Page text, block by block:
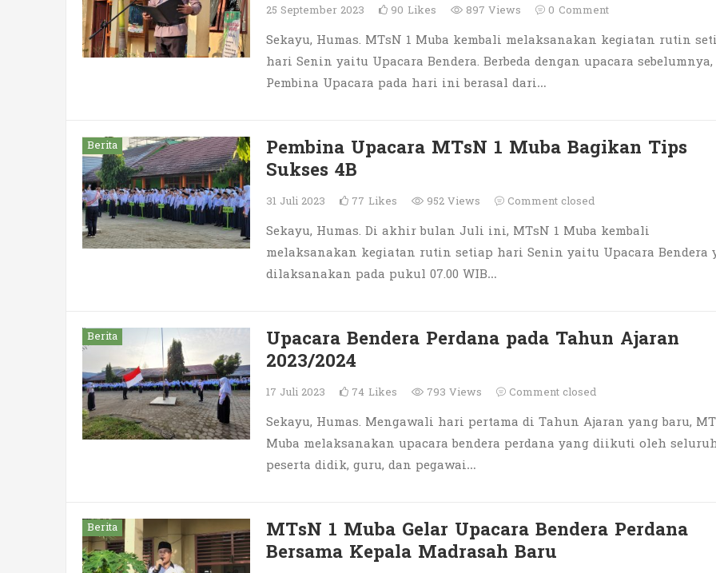
25 September 2023 90 Likes 897 Views 0 Comment
Sekayu, Humas. MTsN 1 Muba kembali melaksanakan kegiatan rutin
hari Senin yaitu Upacara Bendera. Berbeda dengan upacara sebelumnya,
Pembina Upacara pada hari ini berasal dari…
Berita Pembina Upacara MTsN 1 Muba Bagikan Tips
Sukses 4B
31 Juli 2023 77 Likes 952 Views Comment closed
Sekayu, Humas. Di akhir bulan Juli ini, MTsN 1 Muba kembali
melaksanakan kegiatan rutin setiap hari Senin yaitu Upacara Bendera
dilaksanakan pada pukul 07.00 WIB…
Berita Upacara Bendera Perdana pada Tahun Ajaran
2023/2024
17 Juli 2023 74 Likes 793 Views Comment closed
Sekayu, Humas. Mengawali hari pertama di Tahun Ajaran yang baru,
Muba melaksanakan upacara bendera perdana yang diikuti oleh
peserta didik, guru, dan pegawai…
Berita MTsN 1 Muba Gelar Upacara Bendera Perdana
Bersama Kepala Madrasah Baru